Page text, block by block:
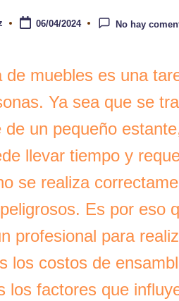
06/04/2024 No hay
de muebles es una
Ya sea que se
de un pequeño
llevar tiempo y
se realiza
Es por eso
profesional para
los costos de
los factores que